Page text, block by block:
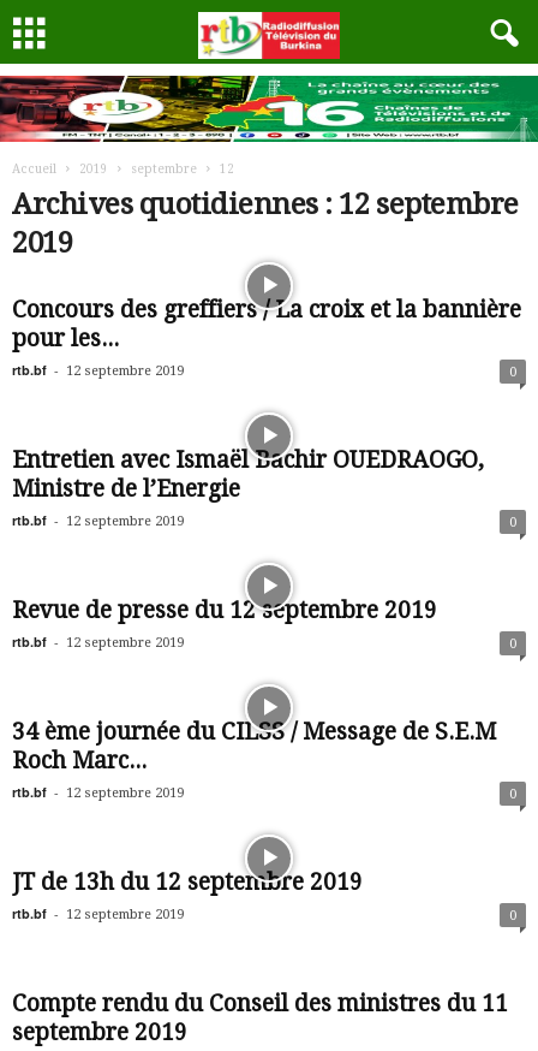
Accueil 2019 septembre 12
Archives quotidiennes : 12 septembre
2019
Concours des greffiers / La croix et la bannière
pour les...
rtb.bf - 12 septembre 2019 0
Entretien avec Ismaël Bachir OUEDRAOGO,
Ministre de l’Energie
rtb.bf - 12 septembre 2019 0
Revue de presse du 12 septembre 2019
rtb.bf - 12 septembre 2019 0
34 ème journée du CILSS / Message de S.E.M
Roch Marc...
rtb.bf - 12 septembre 2019 0
JT de 13h du 12 septembre 2019
rtb.bf - 12 septembre 2019 0
Compte rendu du Conseil des ministres du 11
septembre 2019